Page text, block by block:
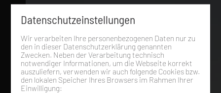
Datenschutzeinstellungen
Wir verarbeiten Ihre personenbezogenen Daten nur zu
den in dieser Datenschutzerklärung genannten
Zwecken. Neben der Verarbeitung technisch
notwendiger Informationen, um die Webseite korrekt
auszuliefern, verwenden wir auch folgende Cookies bzw.
den lokalen Speicher Ihres Browsers im Rahmen Ihrer
Einwilligung: